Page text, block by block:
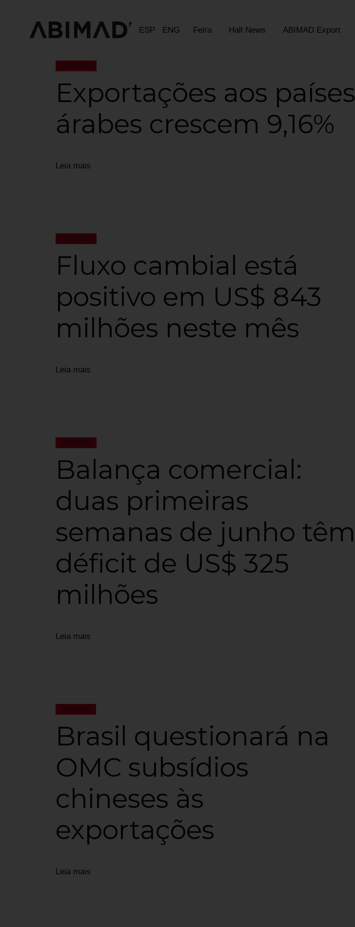
ESP ENG Feira Hall News ABIMAD Export
15/06/2012
Exportações aos países
árabes crescem 9,16%
Leia mais
14/06/2012
Fluxo cambial está
positivo em US$ 843
milhões neste mês
Leia mais
12/06/2012
Balança comercial:
duas primeiras
semanas de junho têm
déficit de US$ 325
milhões
Leia mais
11/06/2012
Brasil questionará na
OMC subsídios
chineses às
exportações
Leia mais